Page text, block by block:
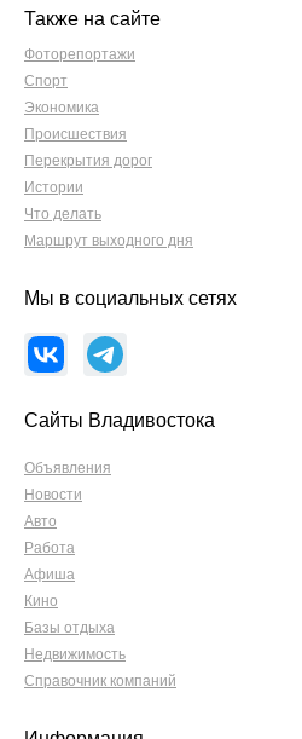
Также на сайте
Фоторепортажи
Спорт
Экономика
Происшествия
Перекрытия дорог
Истории
Что делать
Маршрут выходного дня
Мы в социальных сетях
Сайты Владивостока
Объявления
Новости
Авто
Работа
Афиша
Кино
Базы отдыха
Недвижимость
Справочник компаний